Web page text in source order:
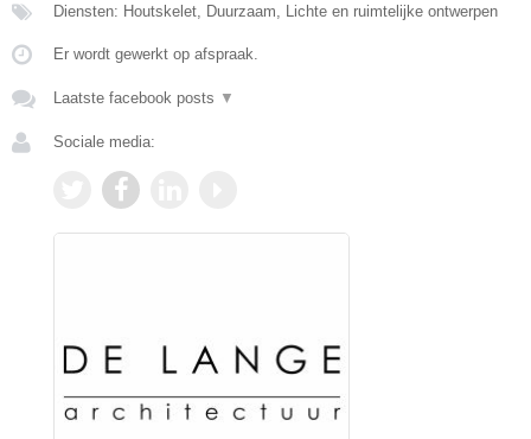
Diensten: Houtskelet, Duurzaam, Lichte en ruimtelijke ontwerpen
Er wordt gewerkt op afspraak.
Laatste facebook posts ▼
Sociale media: